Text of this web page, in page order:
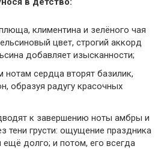
климентина и зелёного чая
цвет, строгий аккорд
добавляет изысканности;
сердца вторят базилик,
образуя радугу красочных
к завершению ноты амбры и
тени грусти: ощущение праздника
ещё долго; и потом, его всегда